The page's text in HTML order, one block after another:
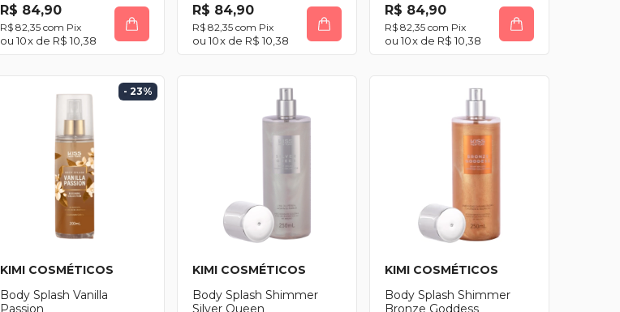
R$ 84,90
R$ 82,35 com Pix
10x de R$ 10,38
R$ 84,90
R$ 82,35 com Pix
10x de R$ 10,38
R$ 84,90
R$ 82,35 com Pix
10x de R$ 10,38
- 23%
KIMI COSMÉTICOS
Body Splash Vanilla
Passion
KIMI COSMÉTICOS
Body Splash Shimmer
Silver Queen
KIMI COSMÉTICOS
Body Splash Shimmer
Bronze Goddess